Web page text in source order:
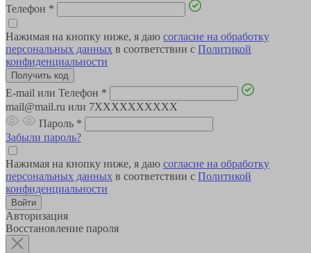
Телефон *
Нажимая на кнопку ниже, я даю согласие на обработку
персональных данных в соответствии с Политикой
конфиденциальности
E-mail или Телефон *
mail@mail.ru или 7XXXXXXXXXX
Пароль *
Забыли пароль?
Нажимая на кнопку ниже, я даю согласие на обработку
персональных данных в соответствии с Политикой
конфиденциальности
Авторизация
Восстановление пароля